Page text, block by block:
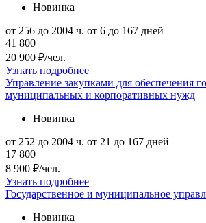
Новинка
от 256 до 2004 ч. от 6 до 167 дней
41 800
20 900 ₽/чел.
Узнать подробнее
Управление закупками для обеспечения
муниципальных и корпоративных нужд
Новинка
от 252 до 2004 ч. от 21 до 167 дней
17 800
8 900 ₽/чел.
Узнать подробнее
Государственное и муниципальное
Новинка